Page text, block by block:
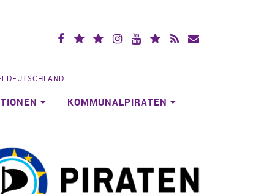
DEUTSCHLAND
KOMMUNALPIRATEN